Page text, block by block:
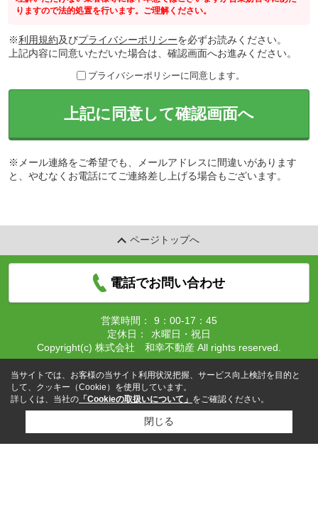
りますので法的処置を行います。ご理解ください。
※利用規約及びプライバシーポリシーを必ずお読みください。
上記内容に同意いただいた場合は、確認画面へお進みください。
プライバシーポリシーに同意します。
上記に同意して確認画面へ
※メール連絡をご希望でも、メールアドレスに間違いがあります
と、やむなくお電話にてご連絡差し上げる場合もございます。
ページトップへ
電話でお問い合わせ
営業時間：
9：00-17：45
定休日：
水曜日・祝日
Copyright(c) 株式会社 和幸不動産 All rights reserved.
当サイトでは、お客様の当サイト利用状況把握、サービス向上検討を目的と
して、クッキー（Cookie）を使用しています。
詳しくは、当社の 「Cookieの取扱いについて」 をご確認ください。
閉じる